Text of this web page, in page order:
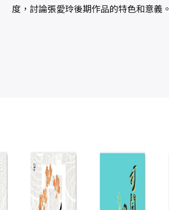
度，討論張愛玲後期作品的特色和意義。